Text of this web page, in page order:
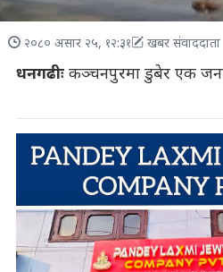
२०८० असार २५, १२:३१ खबर संवाददाता
धनगढीःकञ्चनपुरमा डुबेर एक